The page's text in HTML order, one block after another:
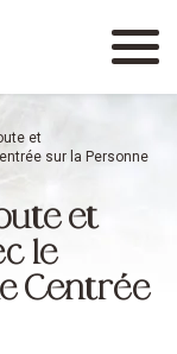
Menu
et
sur la Personne
et
le
Centrée